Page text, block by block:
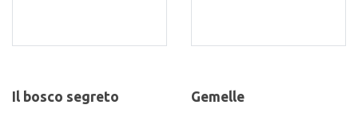
Il bosco segreto Gemelle